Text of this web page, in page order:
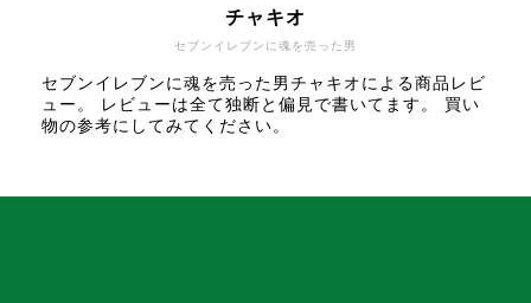
セブンイレブンに魂を売った男
チャキオ
セブンイレブンに魂を売った男チャキオによる商品レビ
ュー。 レビューは全て独断と偏見で書いてます。 買い
物の参考にしてみてください。